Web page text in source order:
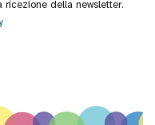
della newsletter.